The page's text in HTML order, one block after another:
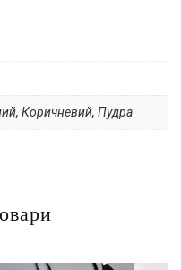
Коричневий, Пудра